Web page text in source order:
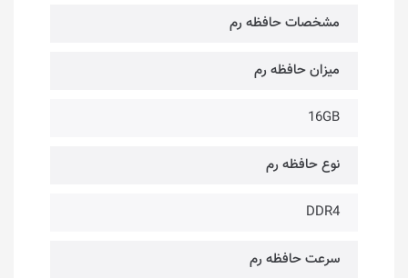
مشخصات حافظه رم
میزان حافظه رم
16GB
نوع حافظه رم
DDR4
سرعت حافظه رم